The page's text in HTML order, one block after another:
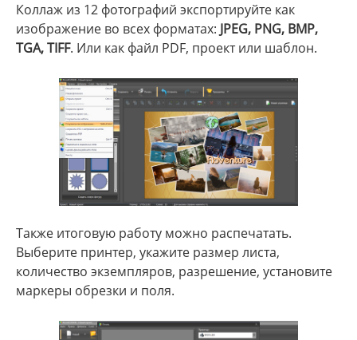
Коллаж из 12 фотографий экспортируйте как
изображение во всех форматах: JPEG, PNG, BMP,
TGA, TIFF. Или как файл PDF, проект или шаблон.
Также итоговую работу можно распечатать.
Выберите принтер, укажите размер листа,
количество экземпляров, разрешение, установите
маркеры обрезки и поля.